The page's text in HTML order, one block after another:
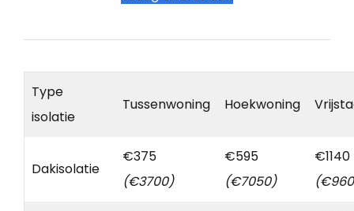
Type
isolatie
Tussenwoning Hoekwoning
Dakisolatie
€375
(€3700)
€595
(€7050)
€1140